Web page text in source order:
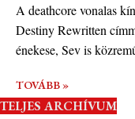
A deathcore vonalas
Destiny Rewritten
énekese, Sev is
TOVÁBB »
TELJES ARCHÍVUM